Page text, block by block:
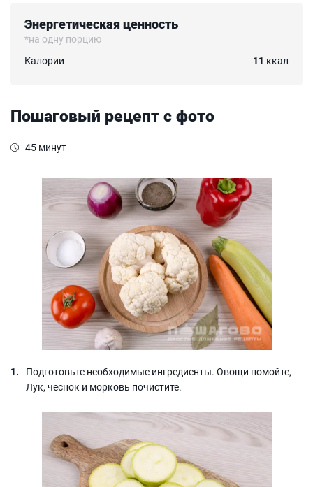
Энергетическая ценность
*на одну порцию
Калории
11 ккал
Пошаговый рецепт с фото
45 минут
Подготовьте необходимые ингредиенты. Овощи помойте,
Лук, чеснок и морковь почистите.